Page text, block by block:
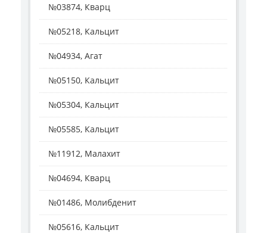
№03874, Кварц
№05218, Кальцит
№04934, Агат
№05150, Кальцит
№05304, Кальцит
№05585, Кальцит
№11912, Малахит
№04694, Кварц
№01486, Молибденит
№05616, Кальцит